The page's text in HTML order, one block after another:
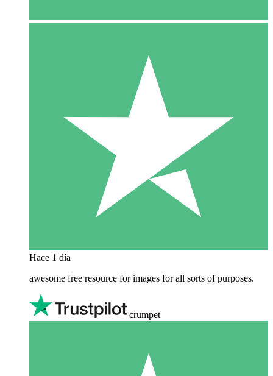
Hace 1 día
awesome free resource for images for all sorts of purposes.
crumpet